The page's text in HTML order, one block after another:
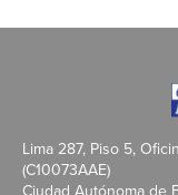
Lima 287, Piso 5,
(C10073AAE)